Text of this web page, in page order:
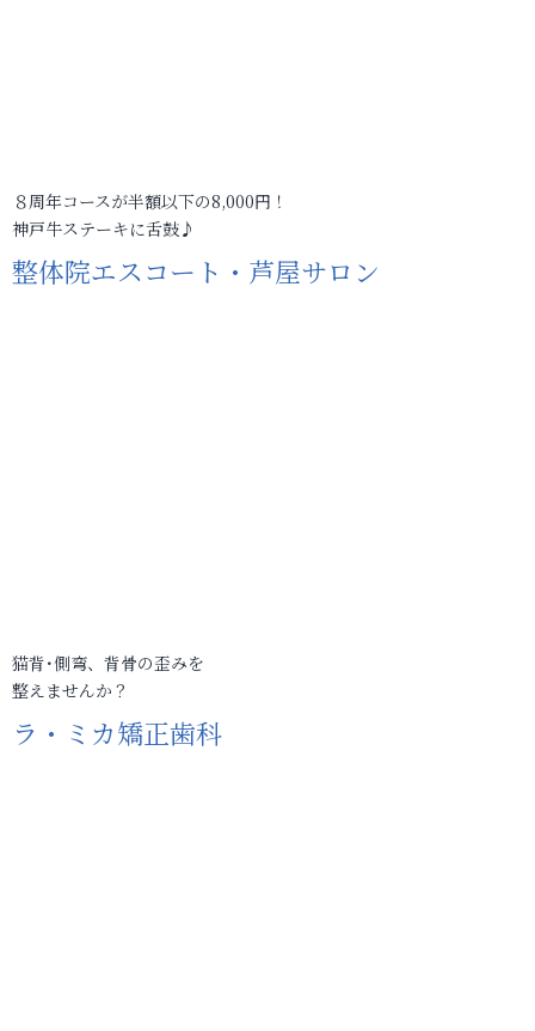
８周年コースが半額以下の8,000円！
神戸牛ステーキに舌鼓♪
整体院エスコート・芦屋サロン
猫背･側弯、背骨の歪みを
整えませんか？
ラ・ミカ矯正歯科